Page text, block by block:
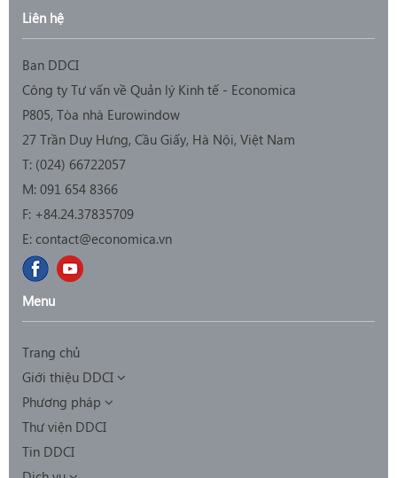
Liên hệ
Ban DDCI
Công ty Tư vấn về Quản lý Kinh tế - Economica
P805, Tòa nhà Eurowindow
27 Trần Duy Hưng, Cầu Giấy, Hà Nội, Việt Nam
T: (024) 66722057
M: 091 654 8366
F: +84.24.37835709
E: contact@economica.vn
Menu
Trang chủ
Giới thiệu DDCI
Phương pháp
Thư viện DDCI
Tin DDCI